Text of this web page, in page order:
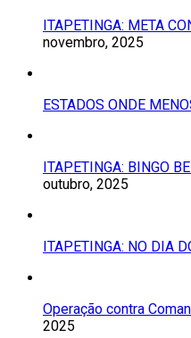
ITAPETINGA: META
novembro, 2025
ESTADOS ONDE
ITAPETINGA: BINGO
outubro, 2025
ITAPETINGA: NO DIA
Operação contra
2025